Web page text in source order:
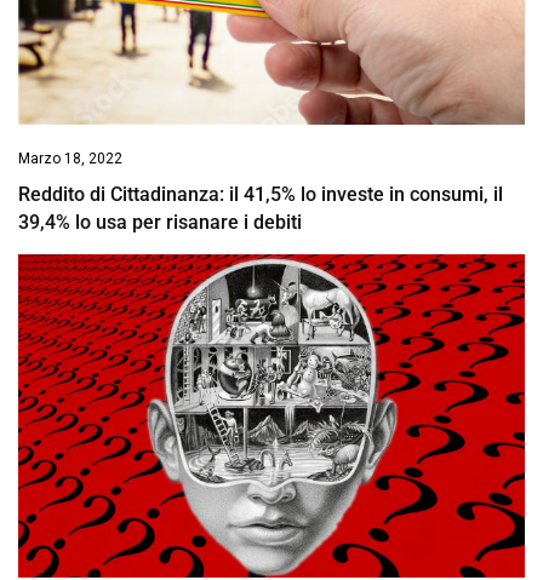
Marzo 18, 2022
Reddito di Cittadinanza: il 41,5% lo investe in consumi, il
39,4% lo usa per risanare i debiti